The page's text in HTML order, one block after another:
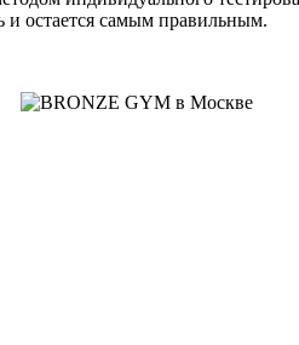
остается самым правильным.